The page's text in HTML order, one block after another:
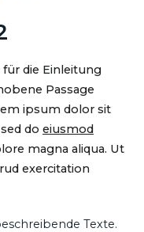
die Einleitung
Passage
ipsum dolor sit
do eiusmod
magna aliqua. Ut
exercitation
Texte.